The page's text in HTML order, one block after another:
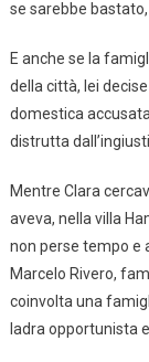
se sarebbe
E anche se la
della città, lei
domestica
distrutta
Mentre Clara
aveva, nella villa
non perse tempo e
Marcelo Rivero,
coinvolta una
ladra opportunista